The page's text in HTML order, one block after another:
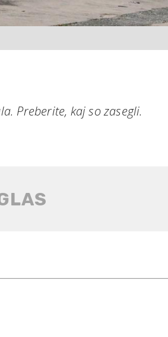
Preberite, kaj so zasegli.